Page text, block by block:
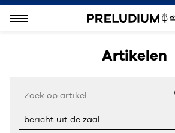
Artikelen